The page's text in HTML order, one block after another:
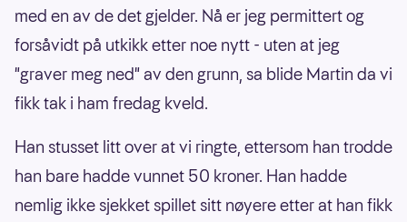
med en av de det gjelder. Nå er jeg permittert og
forsåvidt på utkikk etter noe nytt - uten at jeg
"graver meg ned" av den grunn, sa blide Martin da vi
fikk tak i ham fredag kveld.
Han stusset litt over at vi ringte, ettersom han trodde
han bare hadde vunnet 50 kroner. Han hadde
nemlig ikke sjekket spillet sitt nøyere etter at han fikk